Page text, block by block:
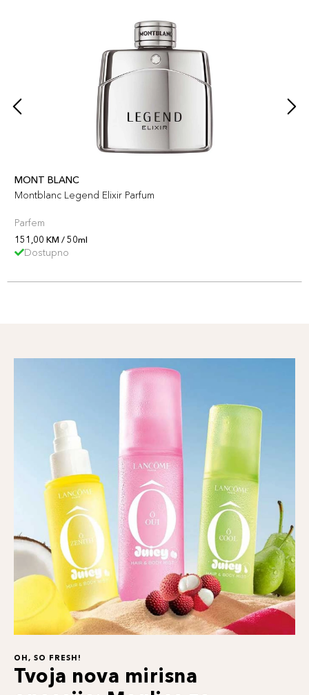
MONT BLANC
Montblanc Legend Elixir Parfum
Parfem
151,00 KM / 50ml
Dostupno
OH, SO FRESH!
Tvoja nova mirisna